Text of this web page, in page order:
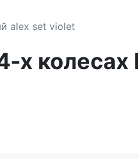
alex set violet
колесах